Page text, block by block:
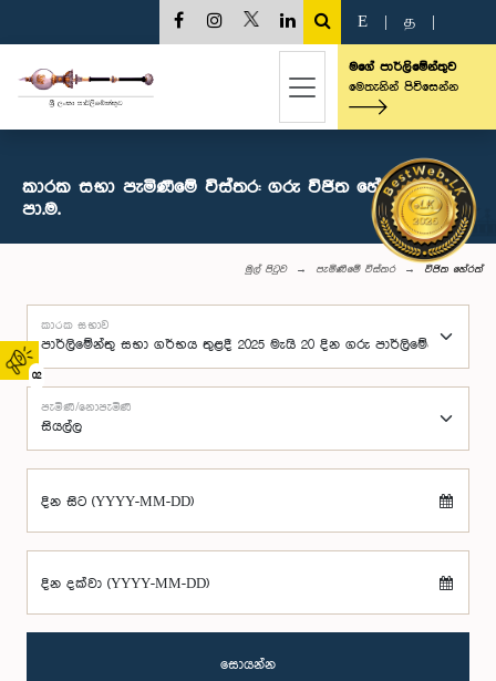
02
E த
මගේ පාර්ලිමේන්තුව
මෙතැනින් පිවිසෙන්න
කාරක සභා පැමිණීමේ විස්තර: ගරු විජිත හේරත් මහතා,
පා.ම.
මුල් පිටුව පැමිණීමේ විස්තර විජිත හේරත්
කාරක සභාව
පැමිණි/නොපැමිණි
දින සිට (YYYY-MM-DD)
දින දක්වා (YYYY-MM-DD)
සොයන්න